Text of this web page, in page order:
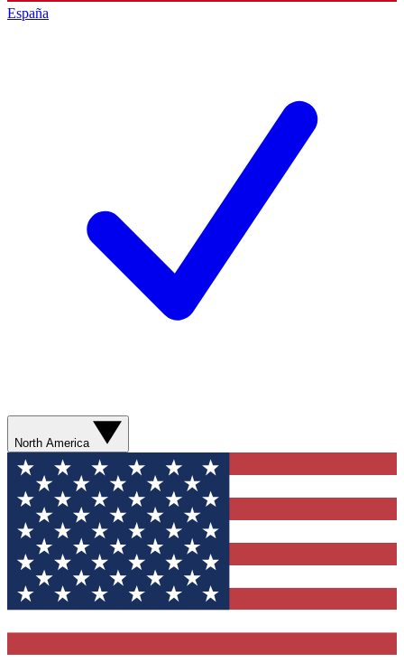
España
North America